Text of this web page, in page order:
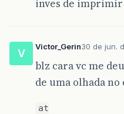
private
Statement
inves de imprimir
V
Victor_Gerin30 de jun.
blz cara vc me
de uma olhada
at